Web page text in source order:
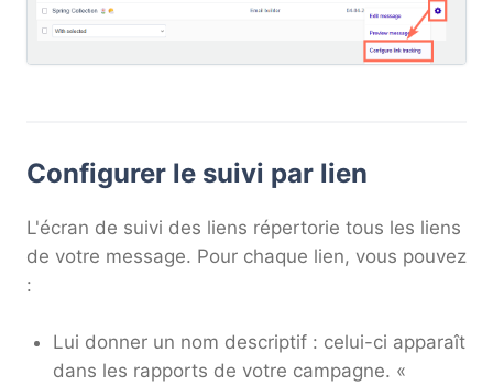
Configurer le suivi par lien
L'écran de suivi des liens répertorie tous les liens
de votre message. Pour chaque lien, vous pouvez
:
Lui donner un nom descriptif : celui-ci apparaît
dans les rapports de votre campagne. «